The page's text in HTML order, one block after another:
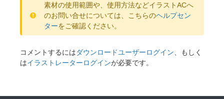
素材の使用範囲や、使用方法などイラストACへ
のお問い合せについては、こちらのヘルプセン
ターをご確認ください。
コメントするにはダウンロードユーザーログイン 、もしく
はイラストレーターログインが必要です。